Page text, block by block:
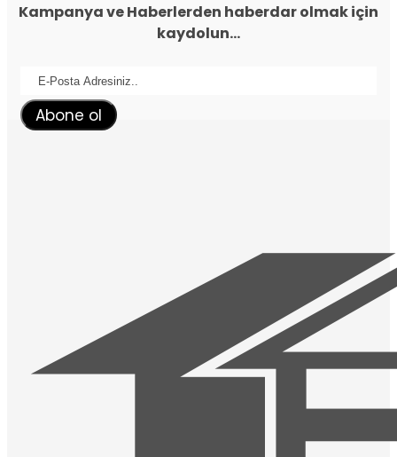
Kampanya ve Haberlerden haberdar olmak için
kaydolun...
Abone ol